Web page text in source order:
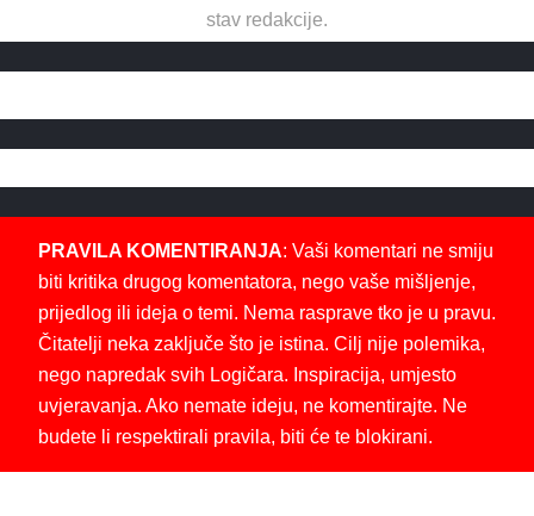
stav redakcije.
PRAVILA KOMENTIRANJA: Vaši komentari ne smiju
biti kritika drugog komentatora, nego vaše mišljenje,
prijedlog ili ideja o temi. Nema rasprave tko je u pravu.
Čitatelji neka zaključe što je istina. Cilj nije polemika,
nego napredak svih Logičara. Inspiracija, umjesto
uvjeravanja. Ako nemate ideju, ne komentirajte. Ne
budete li respektirali pravila, biti će te blokirani.